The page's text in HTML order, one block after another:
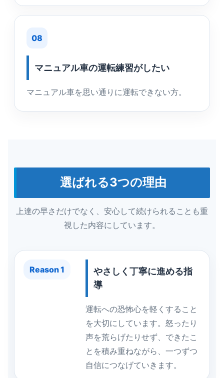
08
マニュアル車の運転練習がしたい
マニュアル車を思い通りに運転できない方。
選ばれる3つの理由
上達の早さだけでなく、安心して続けられることも重
視した内容にしています。
Reason 1
やさしく丁寧に進める指
導
運転への恐怖心を軽くすること
を大切にしています。怒ったり
声を荒らげたりせず、できたこ
とを積み重ねながら、一つずつ
自信につなげていきます。